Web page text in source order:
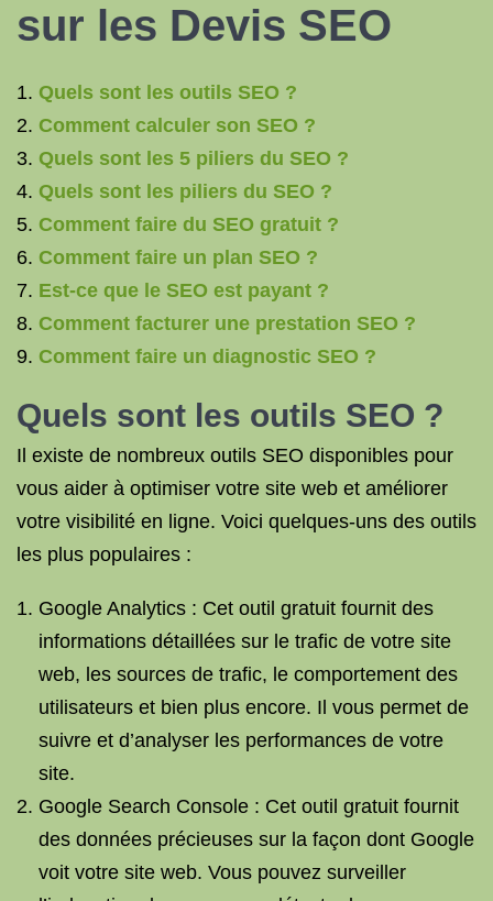
sur les Devis SEO
Quels sont les outils SEO ?
Comment calculer son SEO ?
Quels sont les 5 piliers du SEO ?
Quels sont les piliers du SEO ?
Comment faire du SEO gratuit ?
Comment faire un plan SEO ?
Est-ce que le SEO est payant ?
Comment facturer une prestation SEO ?
Comment faire un diagnostic SEO ?
Quels sont les outils SEO ?
Il existe de nombreux outils SEO disponibles pour
vous aider à optimiser votre site web et améliorer
votre visibilité en ligne. Voici quelques-uns des outils
les plus populaires :
Google Analytics : Cet outil gratuit fournit des
informations détaillées sur le trafic de votre site
web, les sources de trafic, le comportement des
utilisateurs et bien plus encore. Il vous permet de
suivre et d’analyser les performances de votre
site.
Google Search Console : Cet outil gratuit fournit
des données précieuses sur la façon dont Google
voit votre site web. Vous pouvez surveiller